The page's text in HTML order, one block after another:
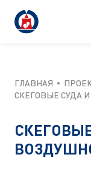
ГЛАВНАЯ
СКЕГОВЫЕ СУДА